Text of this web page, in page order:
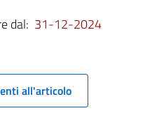
dal: 31-12-2024
all'articolo